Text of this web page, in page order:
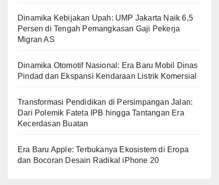
Dinamika Kebijakan Upah: UMP Jakarta Naik 6,5
Persen di Tengah Pemangkasan Gaji Pekerja
Migran AS
Dinamika Otomotif Nasional: Era Baru Mobil Dinas
Pindad dan Ekspansi Kendaraan Listrik Komersial
Transformasi Pendidikan di Persimpangan Jalan:
Dari Polemik Fateta IPB hingga Tantangan Era
Kecerdasan Buatan
Era Baru Apple: Terbukanya Ekosistem di Eropa
dan Bocoran Desain Radikal iPhone 20